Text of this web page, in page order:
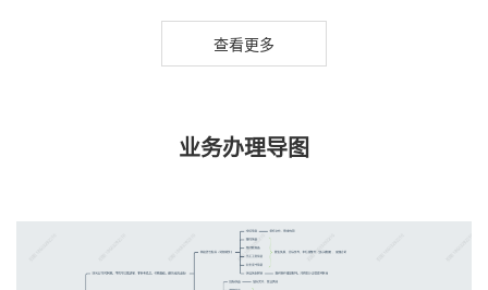
查看更多
业务办理导图